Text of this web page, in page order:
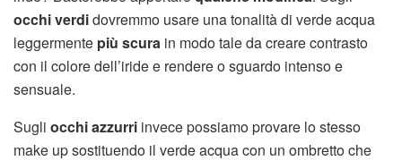
occhi verdidovremmo usare una tonalità di verde acqua
leggermente più scura in modo tale da creare contrasto
con il colore dell’iride e rendere o sguardo intenso e
sensuale.
Sugli occhi azzurri invece possiamo provare lo stesso
make up sostituendo il verde acqua con un ombretto che